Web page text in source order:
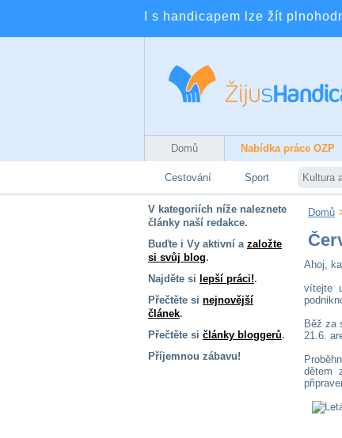
I s handicapem lze žít
Domů Nabídka práce OZP
Cestování Sport Kultura
V kategoriích níže naleznete
články naší redakce.
Buďte i Vy aktivní a založte
si svůj blog.
Najděte si lepší práci!.
Přečtěte si nejnovější
článek.
Přečtěte si články bloggerů.
Příjemnou zábavu!
Domů
Ahoj,
vítejte
Běž za
21.6.
dětem